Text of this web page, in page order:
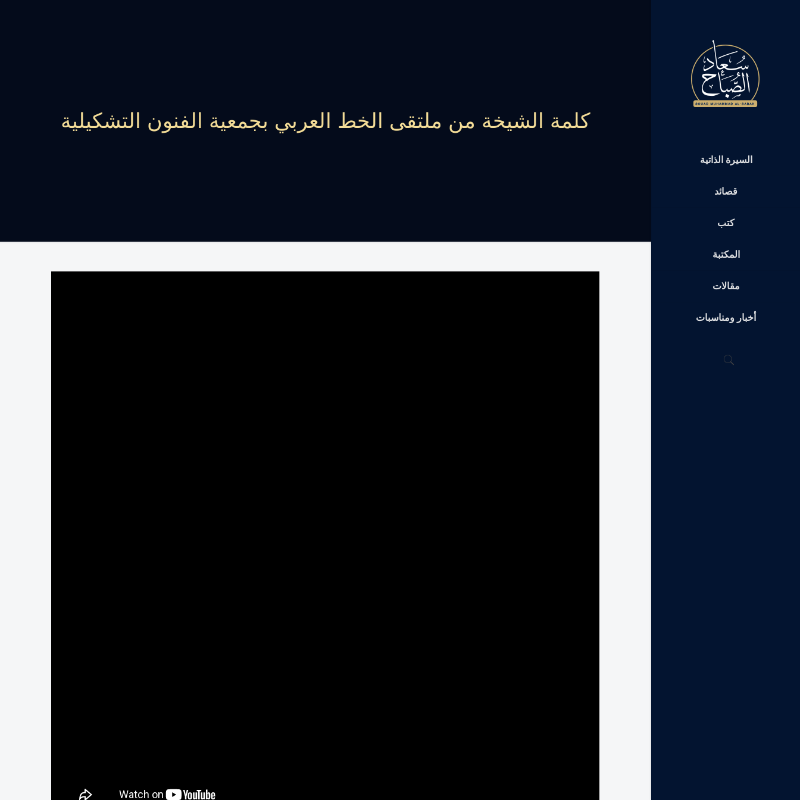
السيرة الذاتية
قصائد
كتب
المكتبة
مقالات
أخبار ومناسبات
كلمة الشيخة من ملتقى الخط العربي بجمعية الفنون التشكيلية